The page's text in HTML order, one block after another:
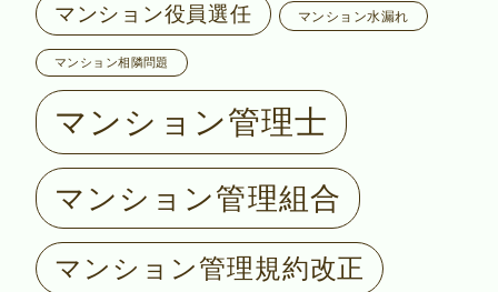
マンション役員選任 マンション水漏れ
マンション相隣問題
マンション管理士
マンション管理組合
マンション管理規約改正